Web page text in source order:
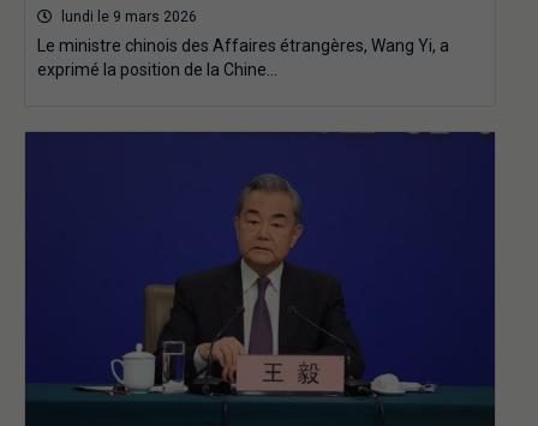
lundi le 9 mars 2026
Le ministre chinois des Affaires étrangères, Wang Yi, a
exprimé la position de la Chine…